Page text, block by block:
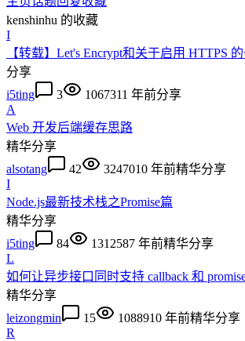
kenshinhu 的收藏
I
【转载】Let's Encrypt和关于启用 HTTPS
分享
i5ting
3 1067311 年前分享
A
Web 开发后端缓存思路
精华分享
alsotang
42 3247010 年前精华分享
I
Node.js最新技术栈之Promise篇
精华分享
i5ting
84 1312587 年前精华分享
L
如何让异步接口同时支持 callback 和
精华分享
leizongmin
15 1088910 年前精华分享
R